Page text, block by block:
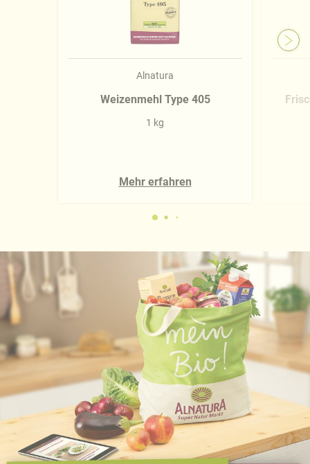
Alnatura
Weizenmehl Type 405
1 kg
Mehr erfahren